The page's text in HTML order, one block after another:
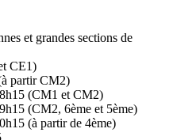
et grandes sections de
CE1)
partir CM2)
(CM1 et CM2)
(CM2, 6ème et 5ème)
(à partir de 4ème)